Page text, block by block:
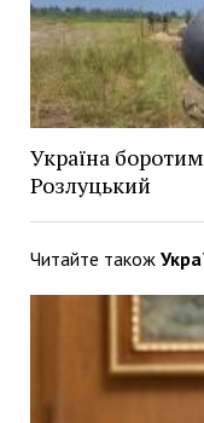
Україна
Розлуцький
Читайте також